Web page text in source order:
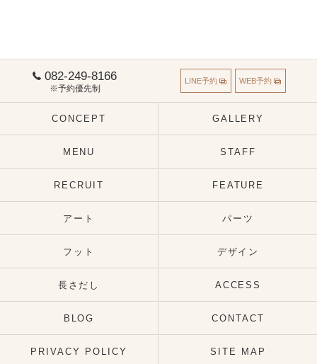
082-249-8166
※予約優先制
LINE予約 WEB予約
CONCEPT GALLERY
MENU STAFF
RECRUIT FEATURE
アート パーツ
フット デザイン
長さだし ACCESS
BLOG CONTACT
PRIVACY POLICY SITE MAP